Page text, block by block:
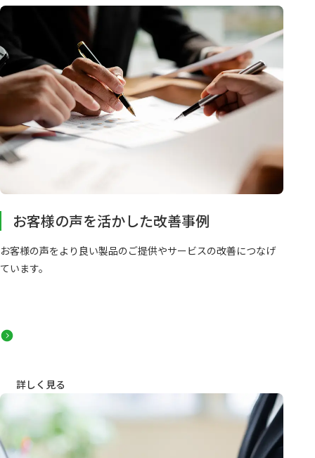
お客様の声を活かした改善事例
お客様の声をより良い製品のご提供やサービスの改善につなげ
ています。
詳しく見る